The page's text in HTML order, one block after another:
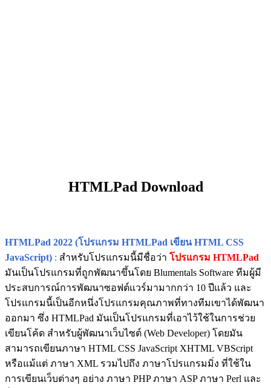
HTMLPad Download
HTMLPad 2022 (โปรแกรม HTMLPad เขียน HTML CSS
JavaScript) : สำหรับโปรแกรมนี้มีชื่อว่า โปรแกรม HTMLPad
มันเป็นโปรแกรมที่ถูกพัฒนาขึ้นโดย Blumentals Software ทีมผู้มี
ประสบการณ์การพัฒนาซอฟต์แวร์มามากกว่า 10 ปีแล้ว และ
โปรแกรมนี้เป็นอีกหนึ่งโปรแกรมคุณภาพที่ทางทีมเขาได้พัฒนา
ออกมา ซึ่ง HTMLPad มันเป็นโปรแกรมที่เอาไว้ใช้ในการช่วย
เขียนโค้ด สำหรับผู้พัฒนาเว็บไซต์ (Web Developer) โดยมัน
สามารถเขียนภาษา HTML CSS JavaScript XHTML VBScript
หรือแม้แต่ ภาษา XML รวมไปถึง ภาษาโปรแกรมมิ่ง ที่ใช้ใน
การเขียนเว็บต่างๆ อย่าง ภาษา PHP ภาษา ASP ภาษา Perl และ